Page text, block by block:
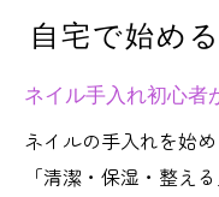
ネイルオイル活
ネイルオイ
ネイル手入
ハンドクリ
効果的なネ
自宅で始め
ネイル手入れ初心者
ネイルの手入れを始
「清潔・保湿・整え